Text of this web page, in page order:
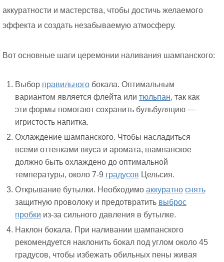
аккуратности и мастерства, чтобы достичь желаемого
эффекта и создать незабываемую атмосферу.
Вот основные шаги церемонии наливания шампанского:
Выбор правильного бокала. Оптимальным
вариантом является флейта или тюльпан, так как
эти формы помогают сохранить бульбуляцию —
игристость напитка.
Охлаждение шампанского. Чтобы насладиться
всеми оттенками вкуса и аромата, шампанское
должно быть охлаждено до оптимальной
температуры, около 7-9 градусов Цельсия.
Открывание бутылки. Необходимо аккуратно снять
защитную проволоку и предотвратить выброс
пробки из-за сильного давления в бутылке.
Наклон бокала. При наливании шампанского
рекомендуется наклонить бокал под углом около 45
градусов, чтобы избежать обильных пены живая